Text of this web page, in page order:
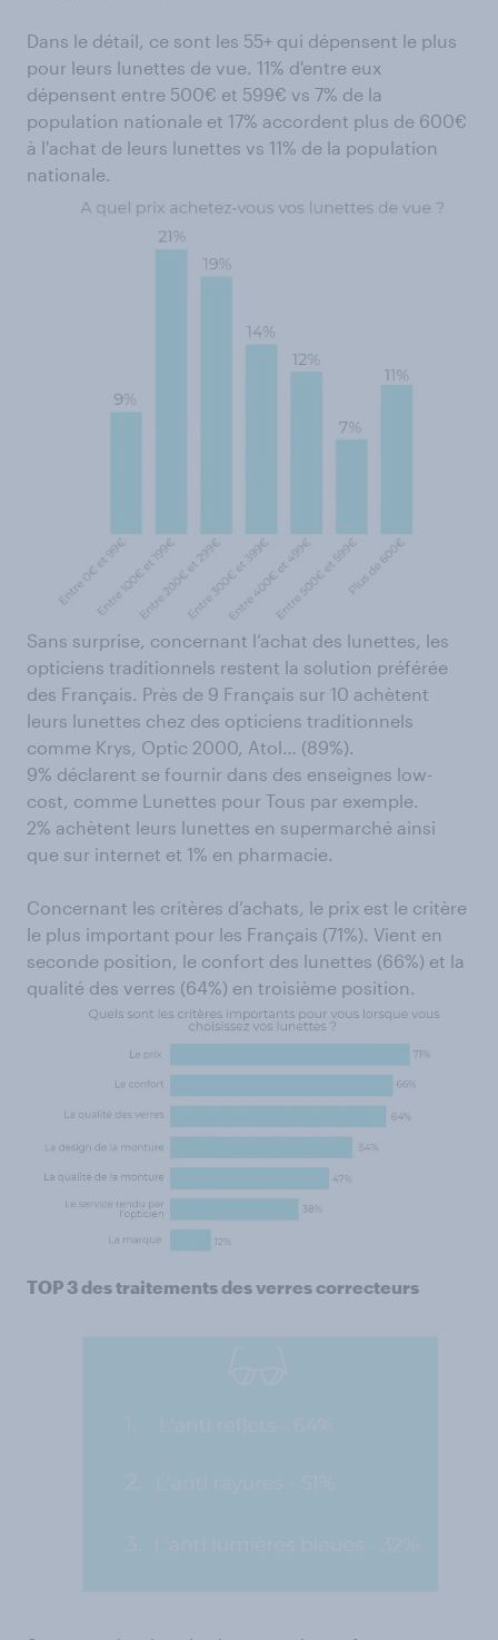
Dans le détail, ce sont les 55+ qui dépensent le plus
pour leurs lunettes de vue. 11% d'entre eux
dépensent entre 500€ et 599€ vs 7% de la
population nationale et 17% accordent plus de 600€
à l'achat de leurs lunettes vs 11% de la population
nationale.
Sans surprise, concernant l’achat des lunettes, les
opticiens traditionnels restent la solution préférée
des Français. Près de 9 Français sur 10 achètent
leurs lunettes chez des opticiens traditionnels
comme Krys, Optic 2000, Atol… (89%).
9% déclarent se fournir dans des enseignes low-
cost, comme Lunettes pour Tous par exemple.
2% achètent leurs lunettes en supermarché ainsi
que sur internet et 1% en pharmacie.
Concernant les critères d’achats, le prix est le critère
le plus important pour les Français (71%). Vient en
seconde position, le confort des lunettes (66%) et la
qualité des verres (64%) en troisième position.
TOP 3 des traitements des verres correcteurs